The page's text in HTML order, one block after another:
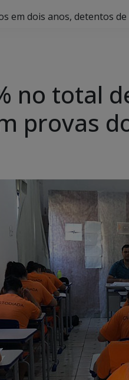
em dois anos, detentos
no total
provas